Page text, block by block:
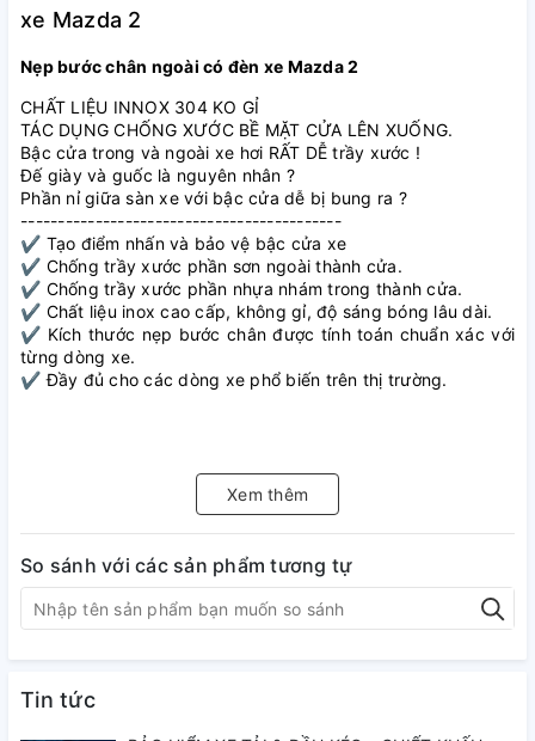
xe Mazda 2
Nẹp bước chân ngoài có đèn xe Mazda 2
CHẤT LIỆU INNOX 304 KO GỈ
TÁC DỤNG CHỐNG XƯỚC BỀ MẶT CỬA LÊN XUỐNG.
Bậc cửa trong và ngoài xe hơi RẤT DỄ trầy xước !
Đế giày và guốc là nguyên nhân ?
Phần nỉ giữa sàn xe với bậc cửa dễ bị bung ra ?
-------------------------------------------
✔️ Tạo điểm nhấn và bảo vệ bậc cửa xe
✔️ Chống trầy xước phần sơn ngoài thành cửa.
✔️ Chống trầy xước phần nhựa nhám trong thành cửa.
✔️ Chất liệu inox cao cấp, không gỉ, độ sáng bóng lâu dài.
✔️ Kích thước nẹp bước chân được tính toán chuẩn xác với
từng dòng xe.
✔️ Đầy đủ cho các dòng xe phổ biến trên thị trường.
Xem thêm
So sánh với các sản phẩm tương tự
Tin tức